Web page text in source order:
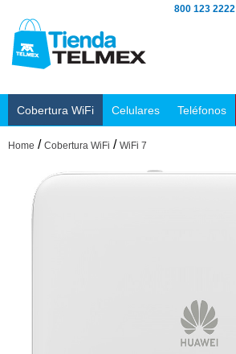
800 123 2222
Cobertura WiFi Celulares Teléfonos
Home / Cobertura WiFi / WiFi 7